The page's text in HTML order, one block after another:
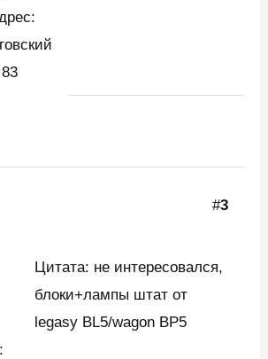
#3
Цитата: не интересовался,
блоки+лампы штат от
legasy BL5/wagon BP5